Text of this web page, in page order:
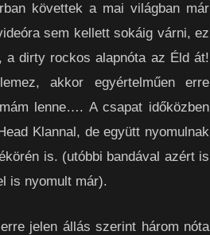
követtek a mai világban már
sem kellett sokáig várni, ez
dirty rockos alapnóta az Éld át!
akkor egyértelműen erre
lenne…. A csapat időközben
Klannal, de együtt nyomulnak
is. (utóbbi bandával azért is
is nyomult már).
jelen állás szerint három nóta